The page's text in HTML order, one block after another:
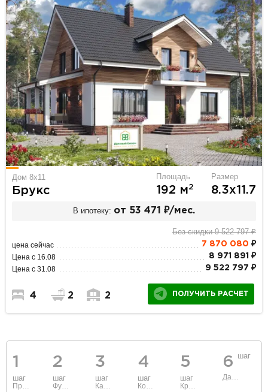
Дом 8х11
Брукс
Площадь
192 м2
Размер
8.3х11.7
В ипотеку: от 53 471 ₽/мес.
Без скидки 9 522 797 ₽
цена сейчас 7 870 080 ₽
Цена с 16.08 8 971 891 ₽
Цена с 31.08 9 522 797 ₽
4 2 2 ПОЛУЧИТЬ РАСЧЕТ
1
шаг
2
шаг
3
шаг
4
шаг
5
шаг
6 шаг